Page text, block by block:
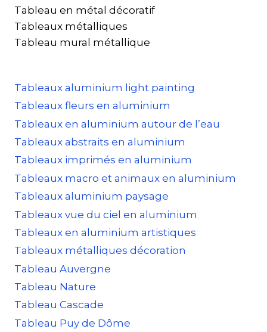
Tableau en métal décoratif
Tableaux métalliques
Tableau mural métallique
Tableaux aluminium light painting
Tableaux fleurs en aluminium
Tableaux en aluminium autour de l’eau
Tableaux abstraits en aluminium
Tableaux imprimés en aluminium
Tableaux macro et animaux en aluminium
Tableaux aluminium paysage
Tableaux vue du ciel en aluminium
Tableaux en aluminium artistiques
Tableaux métalliques décoration
Tableau Auvergne
Tableau Nature
Tableau Cascade
Tableau Puy de Dôme